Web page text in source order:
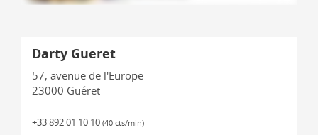
Darty Gueret
57, avenue de l'Europe
23000 Guéret
+33 892 01 10 10 (40 cts/min)